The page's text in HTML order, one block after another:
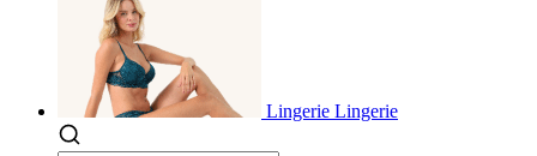
Lingerie Lingerie